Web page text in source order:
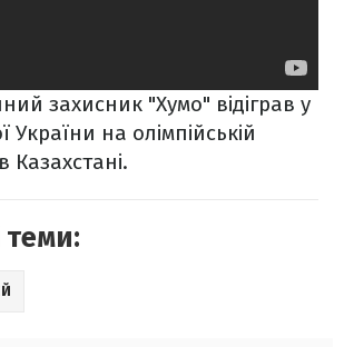
захисник "Хумо" відіграв у
України на олімпійській
Казахстані.
теми: